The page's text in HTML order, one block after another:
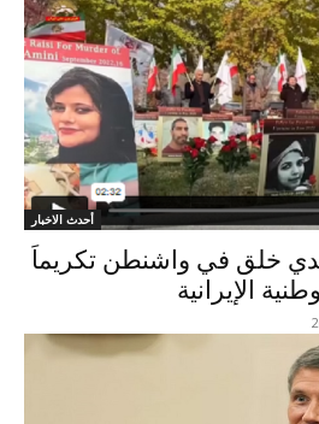
أحدث الاخبار
خلق في واشنطن تكريماَ
الإيرانية